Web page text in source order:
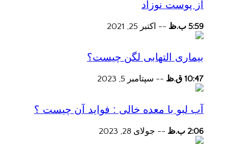
از پوست نوزاد
5:59 ب.ظ -- اکتبر 25, 2021
بیماری التهابی لگن چیست؟
10:47 ق.ظ -- سپتامبر 5, 2023
آب لبو با معده خالی : فواید آن چیست ؟
2:06 ب.ظ -- جولای 28, 2023